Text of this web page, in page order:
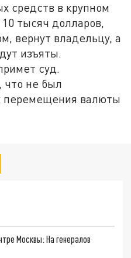
средств в крупном
тысяч долларов,
вернут владельцу, а
изъяты.
суд.
что не был
перемещения валюты
Москвы: На генералов